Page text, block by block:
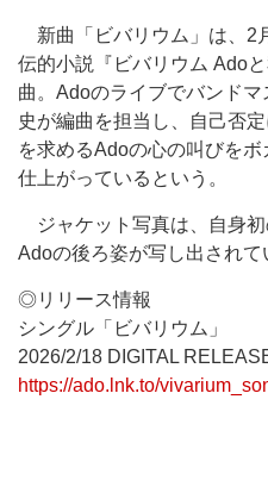
新曲「ビバリウム」は、2
伝的小説『ビバリウム Ado
曲。Adoのライブでバンドマ
史が編曲を担当し、自己否
を求めるAdoの心の叫びを
仕上がっているという。
ジャケット写真は、自身
Adoの後ろ姿が写し出されて
◎リリース情報
シングル「ビバリウム」
2026/2/18 DIGITAL
https://ado.lnk.to/